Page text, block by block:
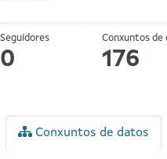
Seguidores
0
Conxuntos de
176
Conxuntos de datos